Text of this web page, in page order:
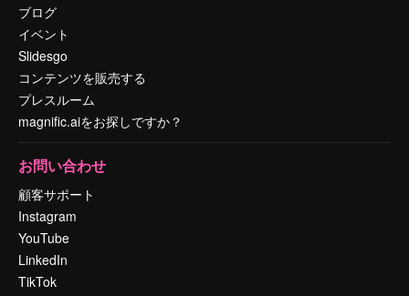
ブログ
イベント
Slidesgo
コンテンツを販売する
プレスルーム
magnific.aiをお探しですか？
お問い合わせ
顧客サポート
Instagram
YouTube
LinkedIn
TikTok